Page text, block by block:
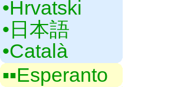
•‎Hrvatski
•‎日本語
•‎Català
▪▪‎Esperanto